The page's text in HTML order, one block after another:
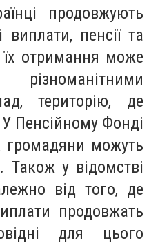
продовжують
виплати, пенсії та
їх отримання може
територію, де
Пенсійному Фонді
громадяни можуть
Також у відомстві
від того, де
продовжать
для цього